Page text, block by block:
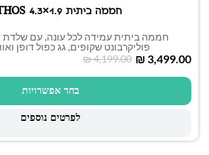
חממה ביתית 1.9×4.3 MYTHOS
חממה ביתית עמידה לכל עונה, עם שלדת
פוליקרבונט שקופים, גג כפול דופן
₪4,199.00 ₪ 3,499.00
בחר אפשרויות
לפרטים נוספים